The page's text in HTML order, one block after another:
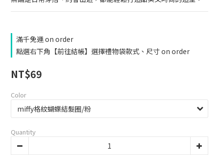
滿千免運 on order
點選右下角【前往結帳】選擇禮物袋款式、尺寸 on order
NT$69
Color
Quantity